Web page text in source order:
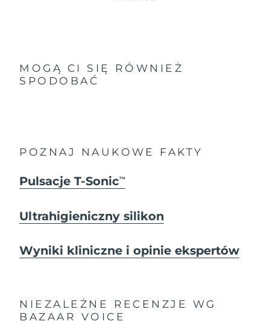
MOGĄ CI SIĘ RÓWNIEŻ
SPODOBAĆ
POZNAJ NAUKOWE FAKTY
Pulsacje T-SonicTM
Ultrahigieniczny silikon
Wyniki kliniczne i opinie ekspertów
NIEZALEŻNE RECENZJE
WG
BAZAAR VOICE